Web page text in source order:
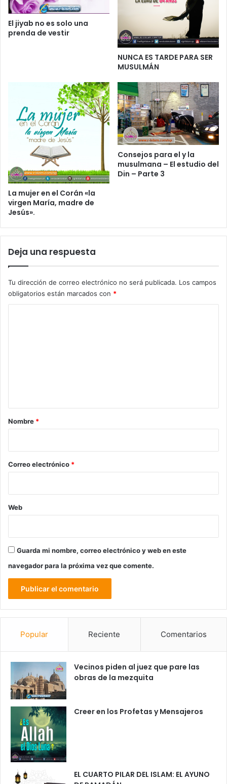
El jiyab no es solo una
prenda de vestir
NUNCA ES TARDE PARA SER
MUSULMÁN
La mujer en el Corán «la
virgen María, madre de
Jesús».
Consejos para el y la
musulmana – El estudio del
Din – Parte 3
Deja una respuesta
Tu dirección de correo electrónico no será publicada. Los campos
obligatorios están marcados con *
r
*
Nombre *
Correo electrónico *
Web
Guarda mi nombre, correo electrónico y web en este
navegador para la próxima vez que comente.
Popular Reciente Comentarios
Vecinos piden al juez que pare las
obras de la mezquita
Creer en los Profetas y Mensajeros
EL CUARTO PILAR DEL ISLAM: EL AYUNO